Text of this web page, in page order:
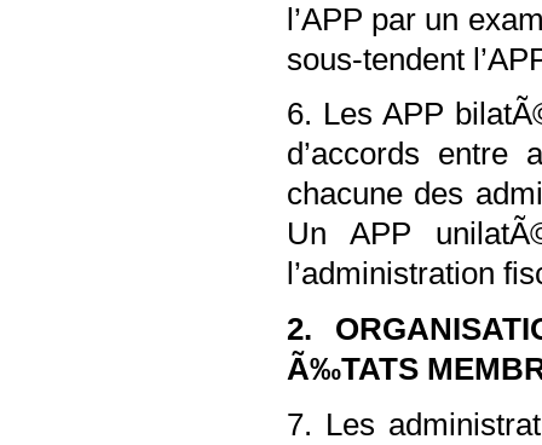
l’APP par un
sous-tendent
6. Les APP
d’accords entre
chacune des
Un APP
l’administration
2.
Ã‰TATS
7. Les